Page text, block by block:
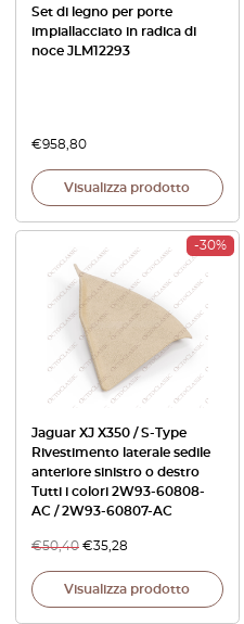
Set di legno per porte
impiallacciato in radica di
noce JLM12293
€958,80
Visualizza prodotto
-30%
Jaguar XJ X350 / S-Type
Rivestimento laterale sedile
anteriore sinistro o destro
Tutti i colori 2W93-60808-
AC / 2W93-60807-AC
€50,40 €35,28
Visualizza prodotto